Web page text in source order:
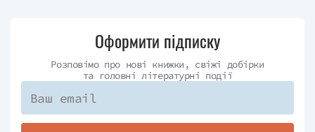
Оформити підписку
Розповімо про нові книжки, свіжі добірки
та головні літературні події